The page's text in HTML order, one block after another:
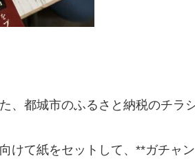
、都城市のふるさと納税のチラシ
けて紙をセットして、**ガチャ